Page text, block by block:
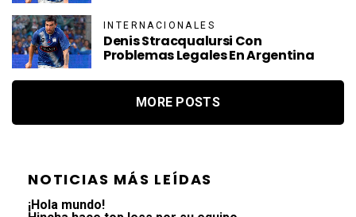
INTERNACIONALES
Denis Stracqualursi Con
Problemas Legales En Argentina
MORE POSTS
NOTICIAS MÁS LEÍDAS
¡Hola mundo!